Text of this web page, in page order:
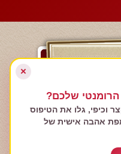
הרשם עכשיו
התחבר